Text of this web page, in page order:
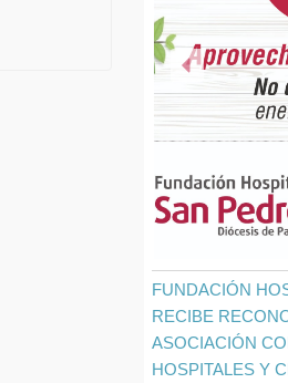
FUNDACIÓN
RECIBE
ASOCIACIÓN
HOSPITALES Y